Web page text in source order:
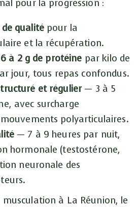
pour la progression :
qualitépour la
et la récupération.
à 2 g de protéine par kilo de
jour, tous repas confondus.
et régulier— 3 à 5
avec surcharge
polyarticulaires.
— 7 à 9 heures par nuit,
hormonale (testostérone,
neuronale des
à La Réunion, le